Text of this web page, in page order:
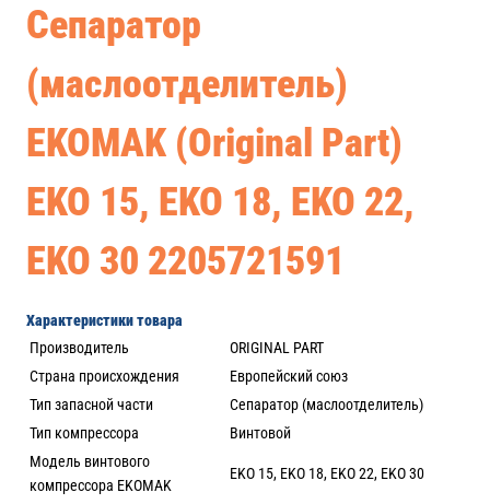
Сепаратор
(маслоотделитель)
EKOMAK (Original Part)
EKO 15, EKO 18, EKO 22,
EKO 30 2205721591
Характеристики товара
Производитель
ORIGINAL PART
Страна происхождения
Европейский союз
Тип запасной части
Сепаратор (маслоотделитель)
Тип компрессора
Винтовой
Модель винтового
компрессора EKOMAK
EKO 15, EKO 18, EKO 22, EKO 30